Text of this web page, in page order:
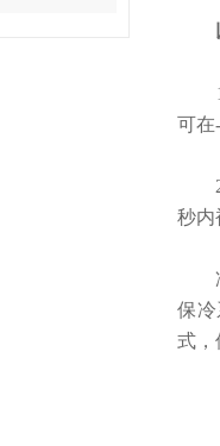
1.
可在
2.
秒内
冷
保
式，